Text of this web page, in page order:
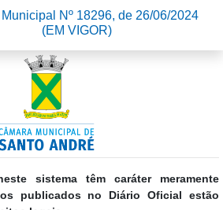
sistema têm caráter meramente
publicados no Diário Oficial estão
Nº 18296, de 26/06/2024
(EM VIGOR)